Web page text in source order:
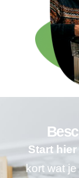
Start
kort wat